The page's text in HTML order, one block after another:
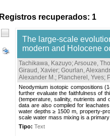
Registros recuperados: 1
The large-scale
modern and Holocene
Tachikawa, Kazuyo;Arsouze,
Giraud, Xavier; Gourlan,
Alexander M.; Plancherel, Yves;
Neodymium isotopic compositions
further evaluate the faithfulness of
(temperature, salinity, nutrients and
data are also compiled for
water depths ≥ 1500 m, property-
scale water mass mixing is a
Tipo: Text